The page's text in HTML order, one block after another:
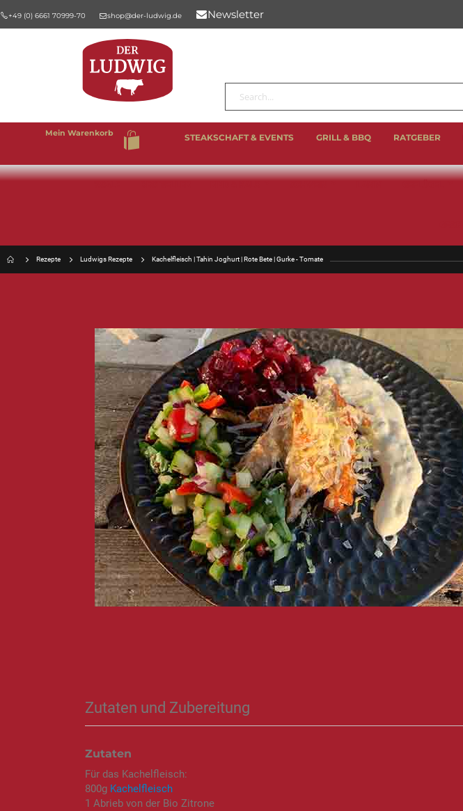
+49 (0) 6661 70999-70 shop@der-ludwig.de Newsletter
Mein Warenkorb
Suche
STEAKSCHAFT & EVENTS GRILL & BBQ RATGEBER
Rezepte Ludwigs Rezepte Kachelfleisch | Tahin Joghurt | Rote Bete | Gurke - Tomate
Zutaten und Zubereitung
Zutaten
Für das Kachelfleisch:
800g Kachelfleisch
1 Abrieb von der Bio Zitrone